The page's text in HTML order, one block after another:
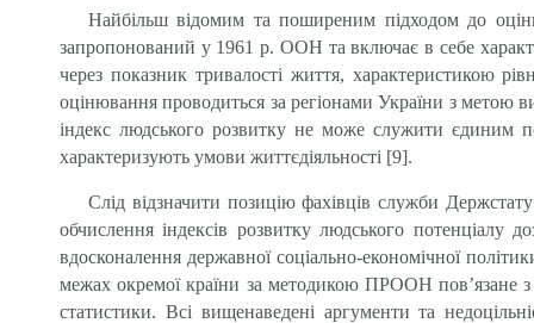
Найбільш відомим та поширеним підходом до
запропонований у 1961 р. ООН та включає в себе
через показник тривалості життя, характеристикою
оцінювання проводиться за регіонами України з метою
індекс людського розвитку не може служити єдиним
характеризують умови життєдіяльності [9].
Слід відзначити позицію фахівців служби
обчислення індексів розвитку людського
вдосконалення державної соціально-економічної
межах окремої країни за методикою ПРООН пов’язане
статистики. Всі вищенаведені аргументи та